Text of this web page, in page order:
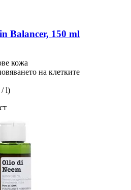
Balancer, 150 ml
кожа
на клетките
/ l)